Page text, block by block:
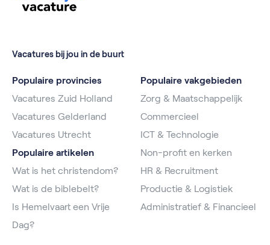
Vacatures bij jou in de buurt
Populaire provincies
Vacatures Zuid Holland
Vacatures Gelderland
Vacatures Utrecht
Populaire artikelen
Wat is het christendom?
Wat is de biblebelt?
Is Hemelvaart een Vrije
Dag?
Populaire vakgebieden
Zorg & Maatschappelijk
Commercieel
ICT & Technologie
Non-profit en kerken
HR & Recruitment
Productie & Logistiek
Administratief & Financieel